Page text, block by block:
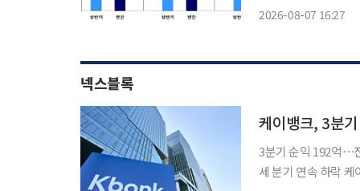
2026-08-07 16:27
넥스블록
3분기 순익 192억⋯
세 분기 연속 하락 케이뱅크가 올 3분기 누적 당기순이익이 지난해 같은 기간보다 15.5% 감소